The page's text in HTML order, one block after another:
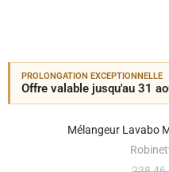
PROLONGATION EXCEPTIONNELLE
Offre valable jusqu'au 31
Mélangeur Lavabo